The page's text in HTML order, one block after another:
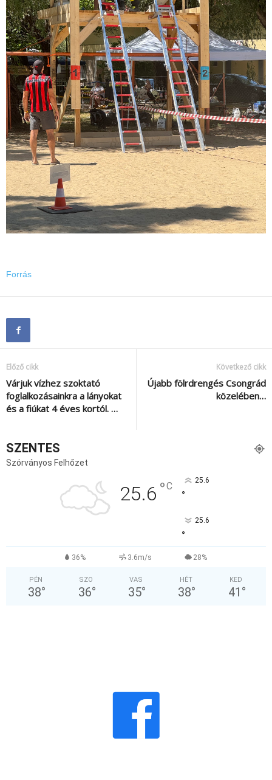
Forrás
Előző cikk
Várjuk vízhez szoktató
foglalkozásainkra a lányokat
és a fiúkat 4 éves kortól. …
Következő cikk
Újabb fölrdrengés Csongrád
közelében…
SZENTES
Szórványos Felhőzet
25.6 °C 25.6
°
25.6
°
36% 3.6m/s 28%
PÉN
38°
SZO
36°
VAS
35°
HÉT
38°
KED
41 °